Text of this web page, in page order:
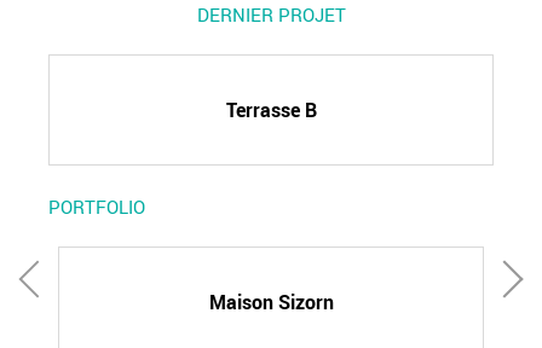
DERNIER PROJET
Terrasse B
PORTFOLIO
Maison Sizorn